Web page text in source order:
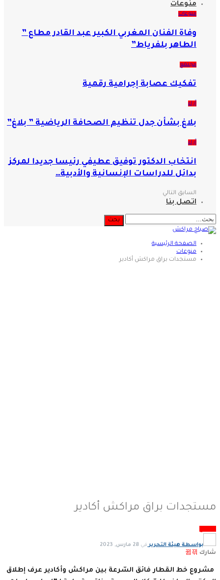
منوعات
منوعات
وفاة الفنان المغربي الكبير عبد القادر مطاع ”
الطاهر بلفرياط”
مجتمع
تفكيك عصابة إجرامية رقمية
آراء
بلاغ بشأن جدل تنظيم الصحافة الرياضية ” بلاغ”
آراء
انتخاب الدكتور توفيق عطيفي رئيسا جديدا لمركز
بدائل للدراسات الإنسانية والأدبية…
السابق التالي
اتصل بنا
الصفحة الرئيسية
منوعات
مستجدات براق مراكش أكادير
مستجدات براق مراكش أكادير
بواسطة هيئة التحرير في 28 مارس, 2023
شارك
مشروع خط القطار فائق السّرعة بين مراكش وأكادير عرف إطلاق